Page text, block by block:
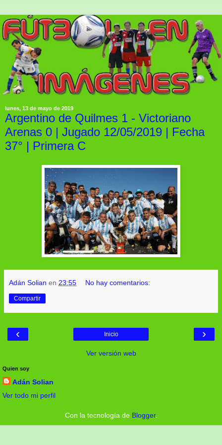
lunes, 13 de mayo de 2019
Argentino de Quilmes 1 - Victoriano
Arenas 0 | Jugado 12/05/2019 | Fecha
37° | Primera C
Adán Solian en 23:55 No hay comentarios:
Compartir
‹ ›
Inicio
Ver versión web
Quien soy
Adán Solian
Ver todo mi perfil
Con la tecnología de Blogger.